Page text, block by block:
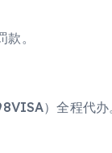
。
）全程代办